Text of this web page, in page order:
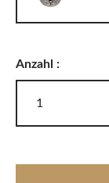
Anzahl :